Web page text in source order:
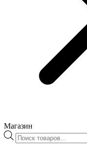
Магазин
Поиск
товаров